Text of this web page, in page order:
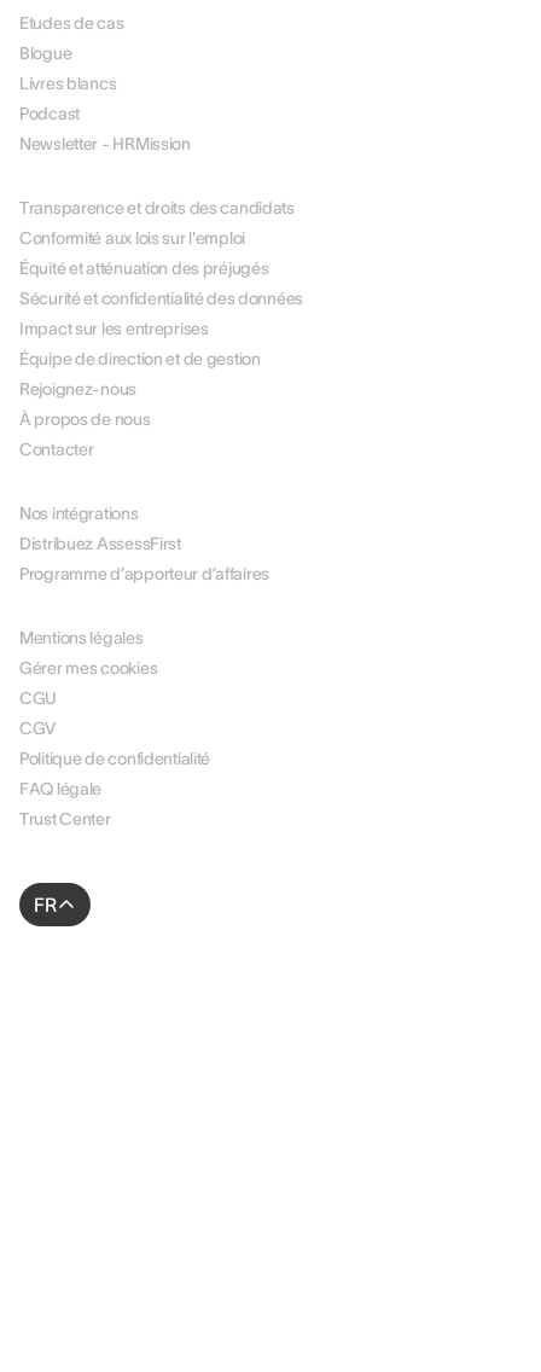
Etudes de cas
Blogue
Livres blancs
Podcast
Newsletter - HRMission
Transparence et droits des candidats
Conformité aux lois sur l'emploi
Équité et atténuation des préjugés
Sécurité et confidentialité des données
Impact sur les entreprises
Équipe de direction et de gestion
Rejoignez-nous
À propos de nous
Contacter
Nos intégrations
Distribuez AssessFirst
Programme d’apporteur d’affaires
Mentions légales
Gérer mes cookies
CGU
CGV
Politique de confidentialité
FAQ légale
Trust Center
FR